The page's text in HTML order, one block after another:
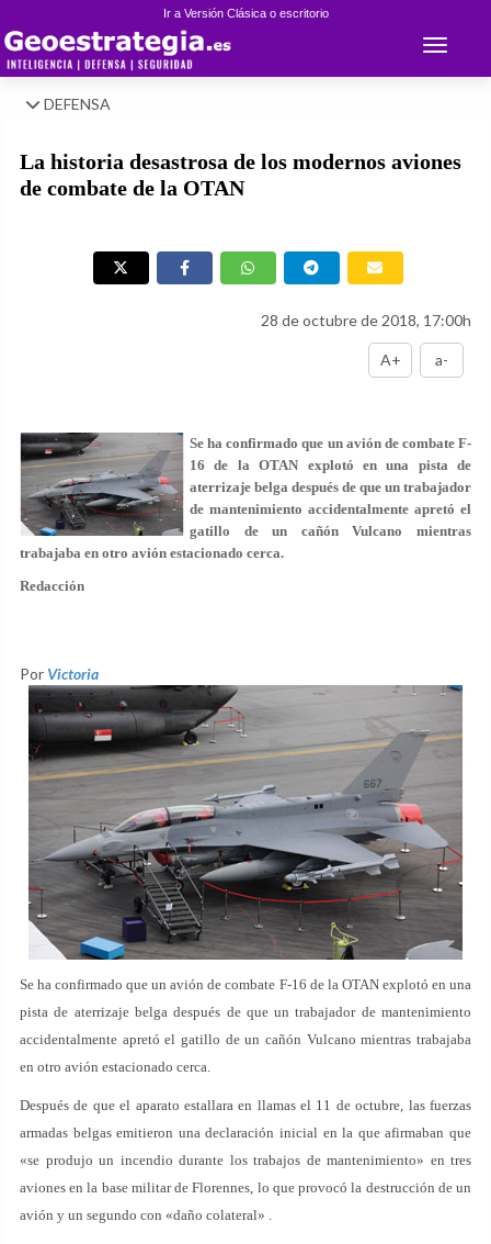
Ir a Versión Clásica o escritorio
Toggle
DEFENSA
La historia desastrosa de los modernos aviones
de combate de la OTAN
28 de octubre de 2018, 17:00h
A+ a-
Se ha confirmado que un avión de combate F-
16 de la OTAN explotó en una pista de
aterrizaje belga después de que un trabajador
de mantenimiento accidentalmente apretó el
gatillo de un cañón Vulcano mientras
trabajaba en otro avión estacionado cerca.
Redacción
Por Victoria
Se ha confirmado que un avión de combate F-16 de la OTAN explotó en una
pista de aterrizaje belga después de que un trabajador de mantenimiento
accidentalmente apretó el gatillo de un cañón Vulcano mientras trabajaba
en otro avión estacionado cerca.
Después de que el aparato estallara en llamas el 11 de octubre, las fuerzas
armadas belgas emitieron una declaración inicial en la que afirmaban que
«se produjo un incendio durante los trabajos de mantenimiento» en tres
aviones en la base militar de Florennes, lo que provocó la destrucción de un
avión y un segundo con «daño colateral» .